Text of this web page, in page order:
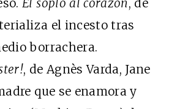
El soplo al corazón, de
el incesto tras
borrachera.
, de Agnès Varda, Jane
que se enamora y